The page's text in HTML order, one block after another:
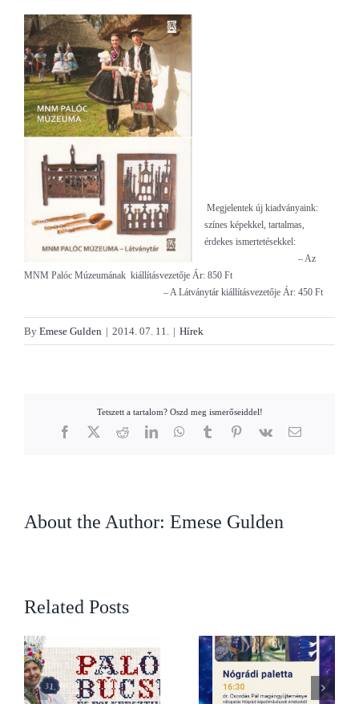
Megjelentek új kiadványaink:
színes képekkel, tartalmas,
érdekes ismertetésekkel:
– Az
MNM Palóc Múzeumának kiállításvezetője Ár: 850 Ft
– A Látványtár kiállításvezetője Ár: 450 Ft
By Emese Gulden | 2014. 07. 11. | Hírek
Tetszett a tartalom? Oszd meg ismerőseiddel!
Facebook
X RedditLinkedInWhatsApp
TumblrPinterest
Vk Email
About the Author: Emese Gulden
Related Posts
Nógrádi paletta – Dr.
Csordás Pál
magánygyűjteménye –
Múzeumok Éjszakája –